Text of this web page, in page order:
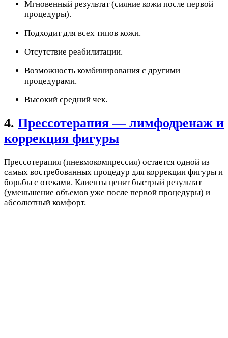
Мгновенный результат (сияние кожи после первой
процедуры).
Подходит для всех типов кожи.
Отсутствие реабилитации.
Возможность комбинирования с другими
процедурами.
Высокий средний чек.
4. Прессотерапия — лимфодренаж и
коррекция фигуры
Прессотерапия (пневмокомпрессия) остается одной из
самых востребованных процедур для коррекции фигуры и
борьбы с отеками. Клиенты ценят быстрый результат
(уменьшение объемов уже после первой процедуры) и
абсолютный комфорт.